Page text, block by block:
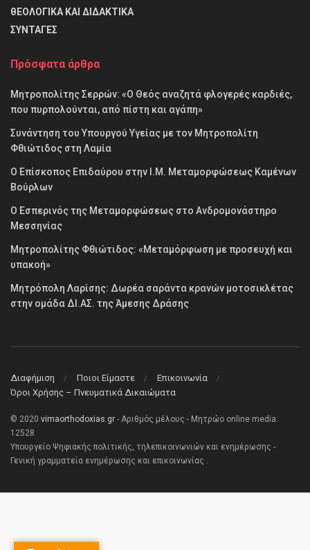
θΕΟΛΟΓΙΚΑ ΚΑΙ ΔΙΔΑΚΤΙΚΑ
ΣΥΝΤΑΓΕΣ
Πρόσφατα άρθρα
Μητροπολίτης Σερρών: «Ο Θεός αναζητά φλογερές καρδιές,
που πυρπολούνται, από πίστη και αγάπη»
Συνάντηση του Υπουργού Υγείας με τον Μητροπολίτη
Φθιώτιδος στη Λαμία
Ο Επίσκοπος Επιδαύρου στην Ι.Μ. Μεταμορφώσεως Καμένων
Βούρλων
Ο Εσπερινός της Μεταμορφώσεως στο Ανδρομονάστηρο
Μεσσηνίας
Μητροπολίτης Φθιώτιδος: «Μεταμόρφωση με προσευχή και
υπακοή»
Μητρόπολη Λαρίσης: Δωρέα σαράντα κρανών μοτοσικλέτας
στην ομάδα ΔΙ.ΑΣ. της Άμεσης Δράσης
Διαφήμιση Ποιοι Είμαστε
Επικοινωνία
Όροι Χρήσης – Πνευματικά Δικαιώματα
© 2020 vimaorthodoxias.gr - Αριθμός μέλους - Μητρώο online media:
12528
Υπουργείο Ψηφιακής πολιτικής, τηλεπικοινωνιών και ενημέρωσης -
Γενική γραμματεία ενημέρωσης και επικοινωνίας .